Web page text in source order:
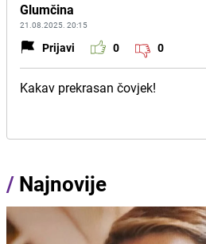
Glumčina
21.08.2025. 20:15
Prijavi 0 0
Kakav prekrasan čovjek!
/ Najnovije